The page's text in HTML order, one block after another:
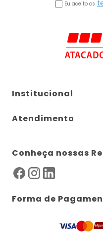
Eu aceito os
Institucional
Atendimento
Conheça nossas
Forma de